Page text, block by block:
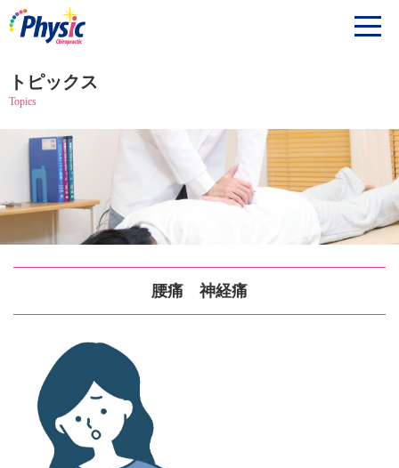
トピックス
Topics
腰痛 神経痛